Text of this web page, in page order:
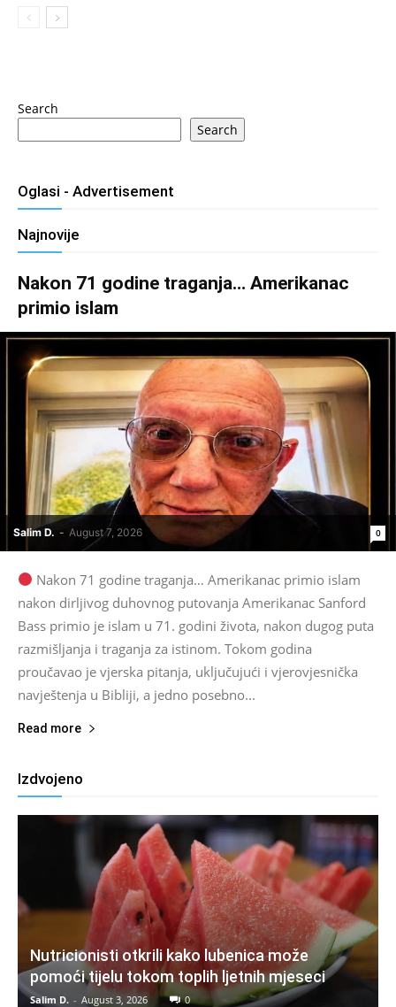
Search
Search
Oglasi - Advertisement
Najnovije
Nakon 71 godine traganja… Amerikanac
primio islam
Salim D. - August 7, 2026 0
Nakon 71 godine traganja… Amerikanac primio islam
nakon dirljivog duhovnog putovanja Amerikanac Sanford
Bass primio je islam u 71. godini života, nakon dugog puta
razmišljanja i traganja za istinom. Tokom godina
proučavao je vjerska pitanja, uključujući i vjerovjesnička
navještenja u Bibliji, a jedno posebno...
Read more
Izdvojeno
Nutricionisti otkrili kako lubenica može
pomoći tijelu tokom toplih ljetnih mjeseci
Salim D. - August 3, 2026 0